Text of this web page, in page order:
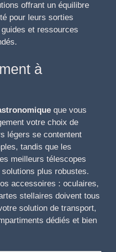
offrant un équilibre
pour leurs sorties
et ressources
à
que vous
votre choix de
légers se contentent
tandis que les
meilleurs télescopes
plus robustes.
accessoires : oculaires,
stellaires doivent tous
solution de transport,
dédiés et bien